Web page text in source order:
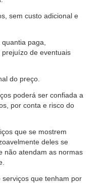
sem custo adicional e
paga,
de eventuais
do preço.
poderá ser confiada a
por conta e risco do
que se mostrem
deles se
não atendam as normas
serviços que tenham por